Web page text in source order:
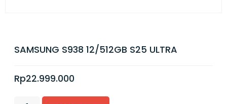
SAMSUNG S938 12/512GB S25 ULTRA
Rp22.999.000